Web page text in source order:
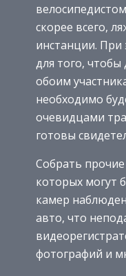
скорее всего,
инстанции. При
для того,
обоим
необходимо
очевидцами
готовы
Собрать прочие
которых могут
камер
авто, что
фотографий и